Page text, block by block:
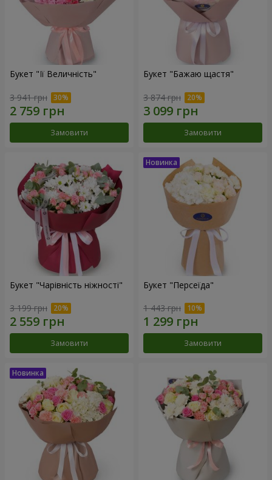
Букет "Її Величність"
3 941 грн
Замовити
Букет "Бажаю щастя"
3 874 грн
Замовити
Букет "Чарівність ніжності"
3 199 грн
Замовити
Букет "Персеїда"
1 443 грн
Замовити